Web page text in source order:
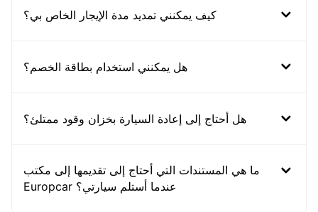
كيف يمكنني تمديد مدة الإيجار الخاص بي؟
هل يمكنني استخدام بطاقة الخصم؟
هل أحتاج إلى إعادة السيارة بخزان وقود ممتلئ؟
ما هي المستندات التي أحتاج إلى تقديمها إلى مكتب
Europcar عندما أستلم سيارتي؟